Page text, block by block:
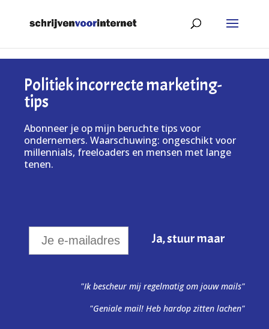
Politiek incorrecte marketing-
tips
Abonneer je op mijn beruchte tips voor
ondernemers. Waarschuwing: ongeschikt voor
millennials, freeloaders en mensen met lange
tenen.
"Ik bescheur mij regelmatig om jouw mails"
"Geniale mail! Heb hardop zitten lachen"